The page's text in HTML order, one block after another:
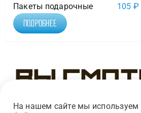
Пакеты подарочные 105 ₽
Подробнее
Вы
На нашем сайте мы используем